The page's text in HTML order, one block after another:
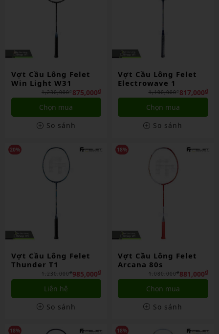
Vợt Cầu Lông Felet
Win Light W31
875,000₫
1,230,000₫
Chọn mua
So sánh
Vợt Cầu Lông Felet
Electrowave 1
817,000₫
1,100,000₫
Chọn mua
So sánh
20%
Vợt Cầu Lông Felet
Thunder T1
985,000₫
1,230,000₫
Liên hệ
So sánh
18%
Vợt Cầu Lông Felet
Arcana 80s
881,000₫
1,080,000₫
Chọn mua
So sánh
18% 18%